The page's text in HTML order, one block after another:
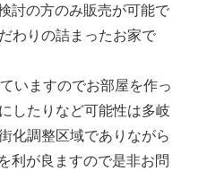
討の方のみ販売が可能で
わりの詰まったお家で
いますのでお部屋を作っ
したりなど可能性は多岐
化調整区域でありながら
利が良ますので是非お問